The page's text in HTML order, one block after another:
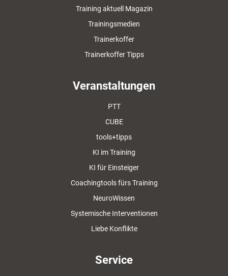
Training aktuell Magazin
Trainingsmedien
Trainerkoffer
Trainerkoffer Tipps
Veranstaltungen
PTT
CUBE
tools+tipps
KI im Training
KI für Einsteiger
Coachingtools fürs Training
NeuroWissen
Systemische Interventionen
Liebe Konflikte
Service